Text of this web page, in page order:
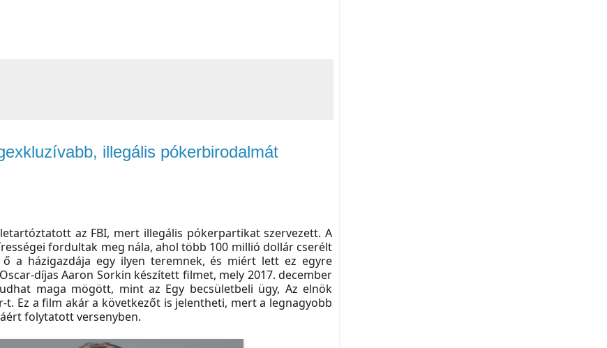
illegális pókerbirodalmát
az FBI, mert illegális pókerpartikat szervezett. A
fordultak meg nála, ahol több 100 millió dollár cserélt
a házigazdája egy ilyen teremnek, és miért lett ez egyre
díjas Aaron Sorkin készített filmet, mely 2017. december
maga mögött, mint az Egy becsületbeli ügy, Az elnök
Ez a film akár a következőt is jelentheti, mert a legnagyobb
folytatott versenyben.